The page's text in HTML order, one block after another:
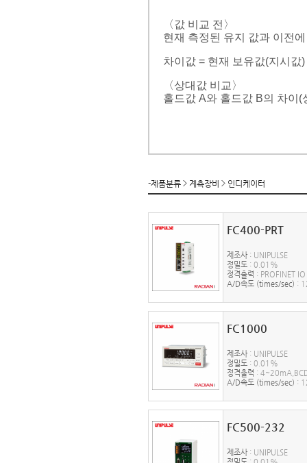
〈값 비교 전〉
현재 측정된 유지 값과 이전
차이값 = 현재 보유값(지시값
〈상대값 비교〉
홀드값 A와 홀드값 B의 차이
-제품분류 계측장비 인디케이터
FC400-PRT
제조사 : UNIPULSE
정밀도 : 0.01%
정격출력 : PROFINET IO
A/D속도 (times/sec) :
FC1000
제조사 : UNIPULSE
정밀도 : 0.01%
정격출력 :
A/D속도 (times/sec) :
FC500-232
제조사 : UNIPULSE